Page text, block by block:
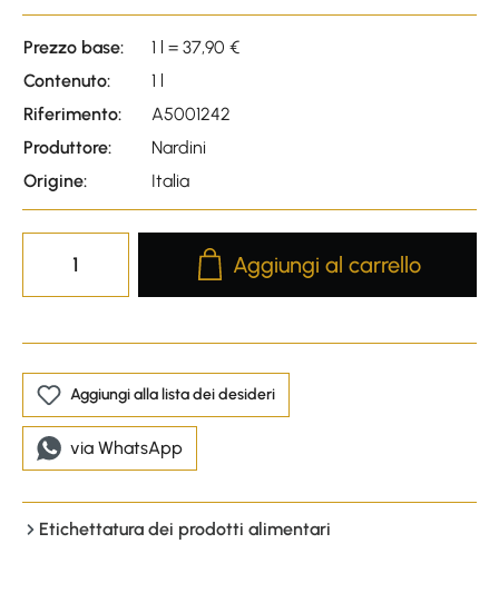
Prezzo base:
1 l = 37,90 €
Contenuto:
1 l
Riferimento:
A5001242
Produttore:
Nardini
Origine:
Italia
Product Quantity: Enter the
Aggiungi al carrello
Aggiungi alla lista dei desideri
via WhatsApp
Etichettatura dei prodotti alimentari